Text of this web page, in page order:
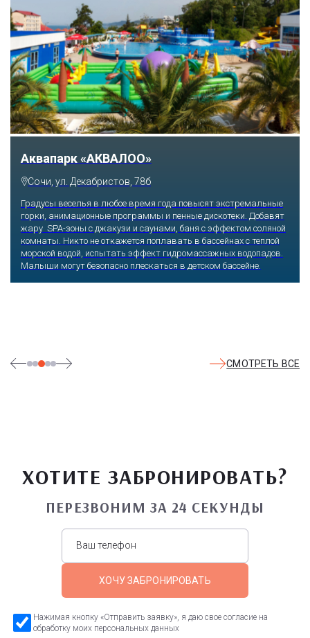
Аквапарк «АКВАЛОО»
Сочи, ул. Декабристов, 78б
Градусы веселья в любое время года повысят экстремальные
горки, анимационные программы и пенные дискотеки. Добавят
жару SPA-зоны с джакузи и саунами, баня с эффектом соляной
комнаты. Никто не откажется поплавать в бассейнах с теплой
морской водой, испытать эффект гидромассажных водопадов.
Малыши могут безопасно плескаться в детском бассейне.
СМОТРЕТЬ ВСЕ
ХОТИТЕ ЗАБРОНИРОВАТЬ?
ПЕРЕЗВОНИМ ЗА 24 СЕКУНДЫ
ХОЧУ ЗАБРОНИРОВАТЬ
Нажимая кнопку «Отправить заявку», я даю свое согласие на
обработку моих персональных данных